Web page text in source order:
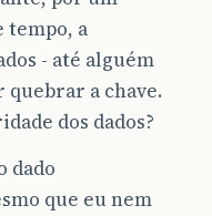
tempo, a
- até alguém
a chave.
dos dados?
dado
que eu nem